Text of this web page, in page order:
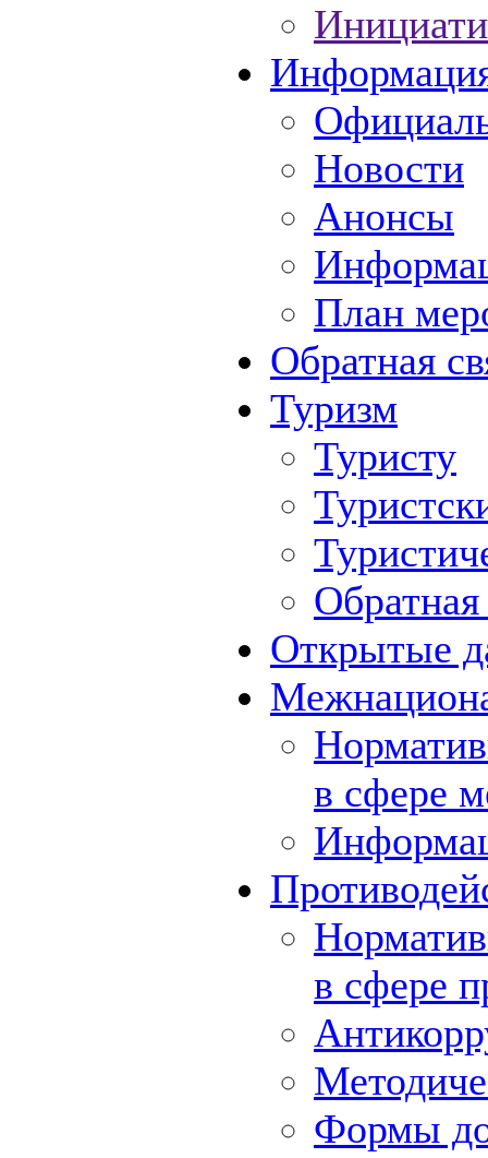
Новости
Анонсы
План
Обратная
Туризм
Туристу
Обратная
Открытые
в сфере
в сфере
Формы